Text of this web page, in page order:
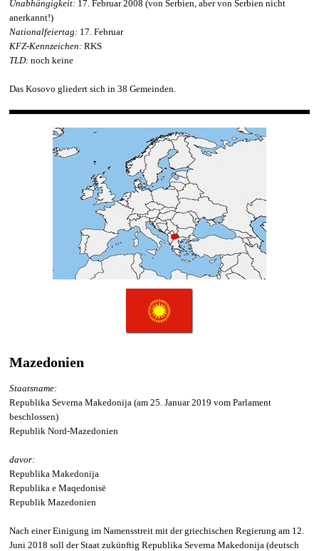
Unabhängigkeit: 17. Februar 2008 (von Serbien, aber von Serbien nicht
anerkannt!)
Nationalfeiertag: 17. Februar
KFZ-Kennzeichen: RKS
TLD: noch keine
Das Kosovo gliedert sich in 38 Gemeinden.
Mazedonien
Staatsname:
Republika Severna Makedonija (am 25. Januar 2019 vom Parlament
beschlossen)
Republik Nord-Mazedonien
davor:
Republika Makedonija
Republika e Maqedonisë
Republik Mazedonien
Nach einer Einigung im Namensstreit mit der griechischen Regierung am 12.
Juni 2018 soll der Staat zukünftig Republika Severna Makedonija (deutsch